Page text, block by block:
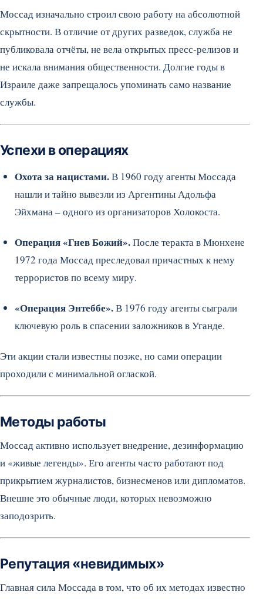
Моссад изначально строил свою работу на абсолютной
скрытности. В отличие от других разведок, служба не
публиковала отчёты, не вела открытых пресс-релизов и
не искала внимания общественности. Долгие годы в
Израиле даже запрещалось упоминать само название
службы.
Успехи в операциях
Охота за нацистами.В 1960 году агенты Моссада
нашли и тайно вывезли из Аргентины Адольфа
Эйхмана – одного из организаторов Холокоста.
Операция «Гнев Божий».После теракта в Мюнхене
1972 года Моссад преследовал причастных к нему
террористов по всему миру.
«Операция Энтеббе».В 1976 году агенты сыграли
ключевую роль в спасении заложников в Уганде.
Эти акции стали известны позже, но сами операции
проходили с минимальной оглаской.
Методы работы
Моссад активно использует внедрение, дезинформацию
и «живые легенды». Его агенты часто работают под
прикрытием журналистов, бизнесменов или дипломатов.
Внешне это обычные люди, которых невозможно
заподозрить.
Репутация «невидимых»
Главная сила Моссада в том, что об их методах известно